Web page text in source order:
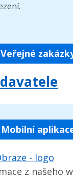
Veřejné
Mobilní
z našeho